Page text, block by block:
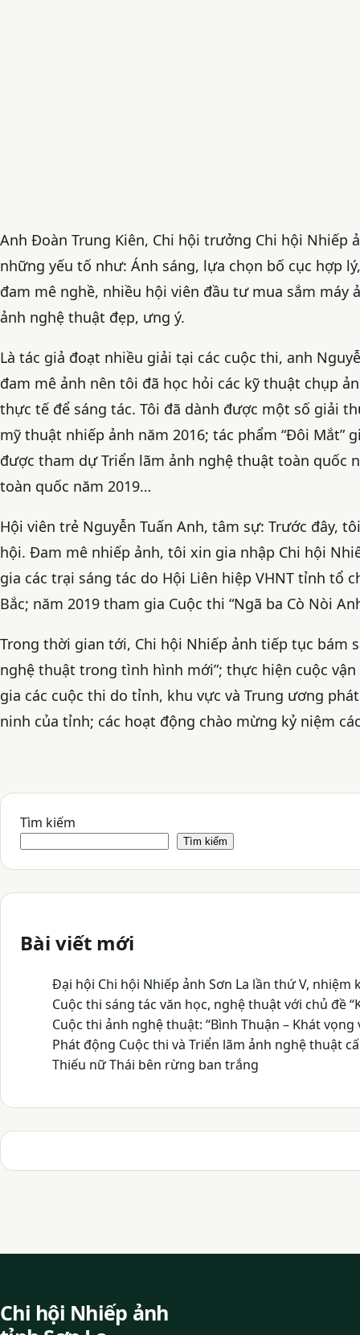
Anh Đoàn Trung Kiên, Chi hội trưởng Chi hội
những yếu tố như: Ánh sáng, lựa chọn bố cục hợp
đam mê nghề, nhiều hội viên đầu tư mua sắm
ảnh nghệ thuật đẹp, ưng ý.
Là tác giả đoạt nhiều giải tại các cuộc thi, anh
đam mê ảnh nên tôi đã học hỏi các kỹ thuật chụp
thực tế để sáng tác. Tôi đã dành được một số giải
mỹ thuật nhiếp ảnh năm 2016; tác phẩm “Đôi Mắt”
được tham dự Triển lãm ảnh nghệ thuật toàn quốc
toàn quốc năm 2019…
Hội viên trẻ Nguyễn Tuấn Anh, tâm sự: Trước đây,
hội. Đam mê nhiếp ảnh, tôi xin gia nhập Chi hội
gia các trại sáng tác do Hội Liên hiệp VHNT tỉnh tổ
Bắc; năm 2019 tham gia Cuộc thi “Ngã ba Cò Nòi
Trong thời gian tới, Chi hội Nhiếp ảnh tiếp tục bám
nghệ thuật trong tình hình mới”; thực hiện cuộc
gia các cuộc thi do tỉnh, khu vực và Trung ương
ninh của tỉnh; các hoạt động chào mừng kỷ niệm
Tìm kiếm
Tìm kiếm
Bài viết mới
Đại hội Chi hội Nhiếp ảnh Sơn La lần thứ V, nhiệm
Cuộc thi sáng tác văn học, nghệ thuật với chủ đề
Cuộc thi ảnh nghệ thuật: “Bình Thuận – Khát vọng
Phát động Cuộc thi và Triển lãm ảnh nghệ thuật
Thiếu nữ Thái bên rừng ban trắng
Chi hội Nhiếp ảnh